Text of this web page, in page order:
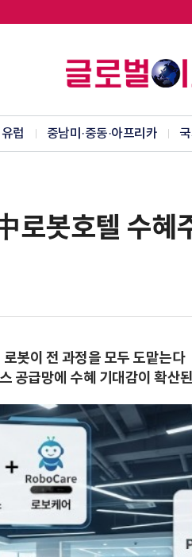
유럽 중남미·중동·아프리카 국
로봇호텔 수혜
봇이 전 과정을 모두 도맡는다
공급망에 수혜 기대감이 확산